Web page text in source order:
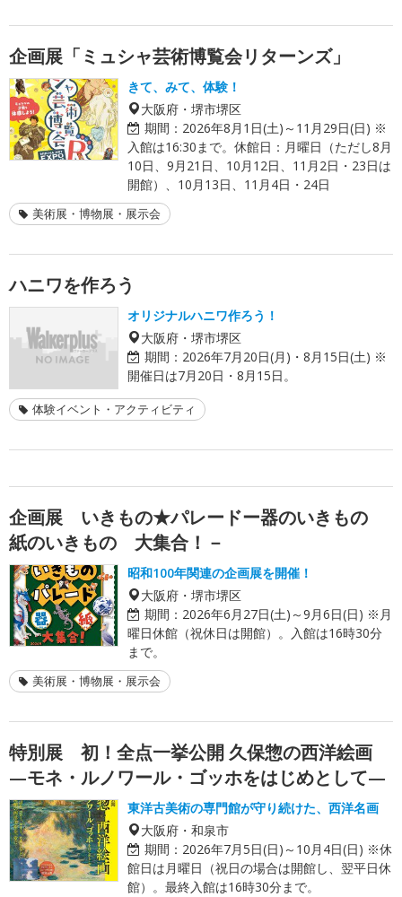
企画展「ミュシャ芸術博覧会リターンズ」
きて、みて、体験！
大阪府・堺市堺区
期間： 2026年8月1日(土)～11月29日(日) ※
入館は16:30まで。休館日：月曜日（ただし8月
10日、9月21日、10月12日、11月2日・23日は
開館）、10月13日、11月4日・24日
美術展・博物展・展示会
ハニワを作ろう
オリジナルハニワ作ろう！
大阪府・堺市堺区
期間： 2026年7月20日(月)・8月15日(土) ※
開催日は7月20日・8月15日。
体験イベント・アクティビティ
企画展 いきもの★パレードー器のいきもの
紙のいきもの 大集合！－
昭和100年関連の企画展を開催！
大阪府・堺市堺区
期間： 2026年6月27日(土)～9月6日(日) ※月
曜日休館（祝休日は開館）。入館は16時30分
まで。
美術展・博物展・展示会
特別展 初！全点一挙公開 久保惣の西洋絵画
—モネ・ルノワール・ゴッホをはじめとして—
東洋古美術の専門館が守り続けた、西洋名画
大阪府・和泉市
期間： 2026年7月5日(日)～10月4日(日) ※休
館日は月曜日（祝日の場合は開館し、翌平日休
館）。最終入館は16時30分まで。